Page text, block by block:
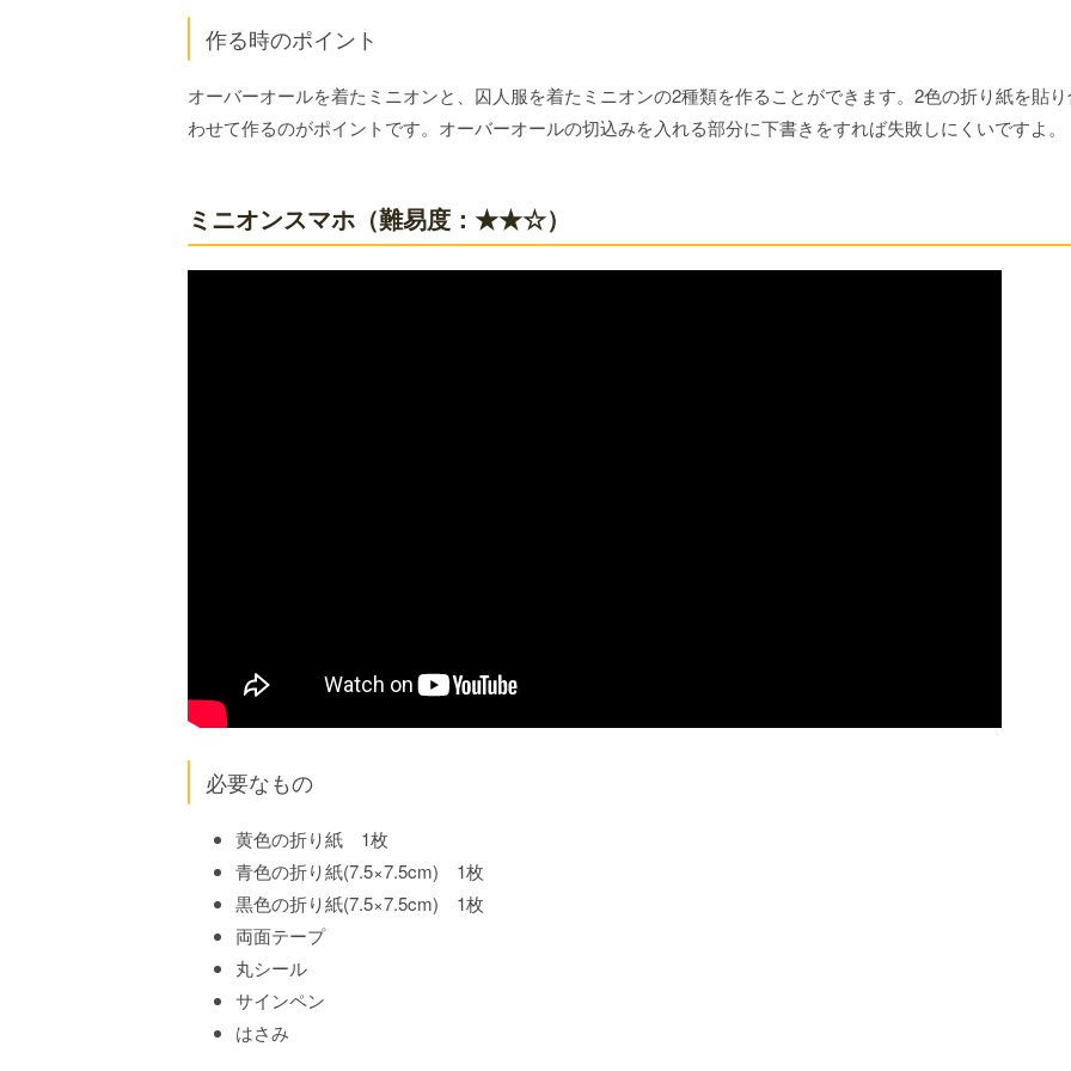
作る時のポイント
オーバーオールを着たミニオンと、囚人服を着たミニオンの2種類を作ることができます。2色の折り紙を貼
わせて作るのがポイントです。オーバーオールの切込みを入れる部分に下書きをすれば失敗しにくいですよ。
ミニオンスマホ（難易度：★★☆）
必要なもの
黄色の折り紙 1枚
青色の折り紙(7.5×7.5cm) 1枚
黒色の折り紙(7.5×7.5cm) 1枚
両面テープ
丸シール
サインペン
はさみ